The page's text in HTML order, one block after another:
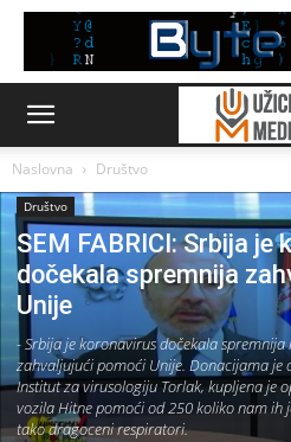
Naslovna Društvo
Društvo
SEM FABRICI: Srbija je
dočekala spremnija
Unije
- Srbija je koronavirus dočekala spremnija
zahvaljujući pomoći Unije. Donacijama je
Institut za virusologiju Torlak, kupljena je
vozila Hitne pomoći od 250 koliko nam ih
tako dragoceni respiratori.